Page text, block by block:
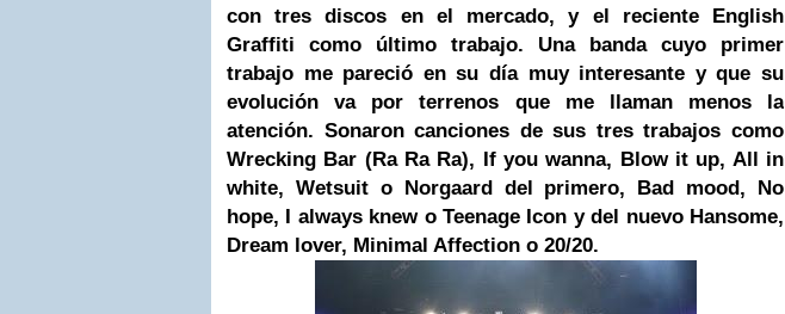
con tres discos en el mercado, y el reciente English
Graffiti como último trabajo. Una banda cuyo primer
trabajo me pareció en su día muy interesante y que su
evolución va por terrenos que me llaman menos la
atención. Sonaron canciones de sus tres trabajos como
Wrecking Bar (Ra Ra Ra), If you wanna, Blow it up, All in
white, Wetsuit o Norgaard del primero, Bad mood, No
hope, I always knew o Teenage Icon y del nuevo Hansome,
Dream lover, Minimal Affection o 20/20.